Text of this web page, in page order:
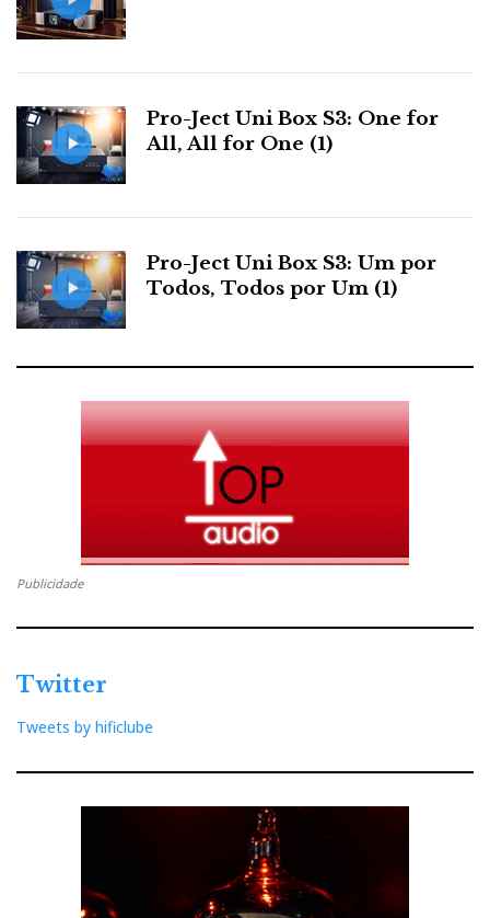
Pro-Ject Uni Box S3: One for
All, All for One (1)
Pro-Ject Uni Box S3: Um por
Todos, Todos por Um (1)
Publicidade
Twitter
Tweets by hificlube